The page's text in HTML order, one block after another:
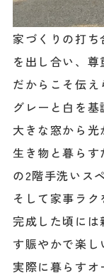
家づくりの打
を出し合い、
だからこそ伝え
グレーと白を基
大きな窓から光
生き物と暮らす
の2階手洗いス
そして家事ラク
完成した頃に
す賑やかで楽し
実際に暮らす